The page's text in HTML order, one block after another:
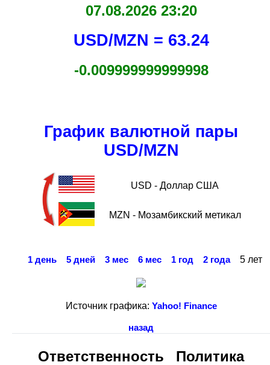
07.08.2026 23:20
USD/MZN = 63.24
-0.009999999999998
График валютной пары
USD/MZN
USD - Доллар США
MZN - Мозамбикский метикал
1 день 5 дней 3 мес 6 мес 1 год 2 года 5 лет
Источник графика: Yahoo! Finance
назад
Ответственность Политика